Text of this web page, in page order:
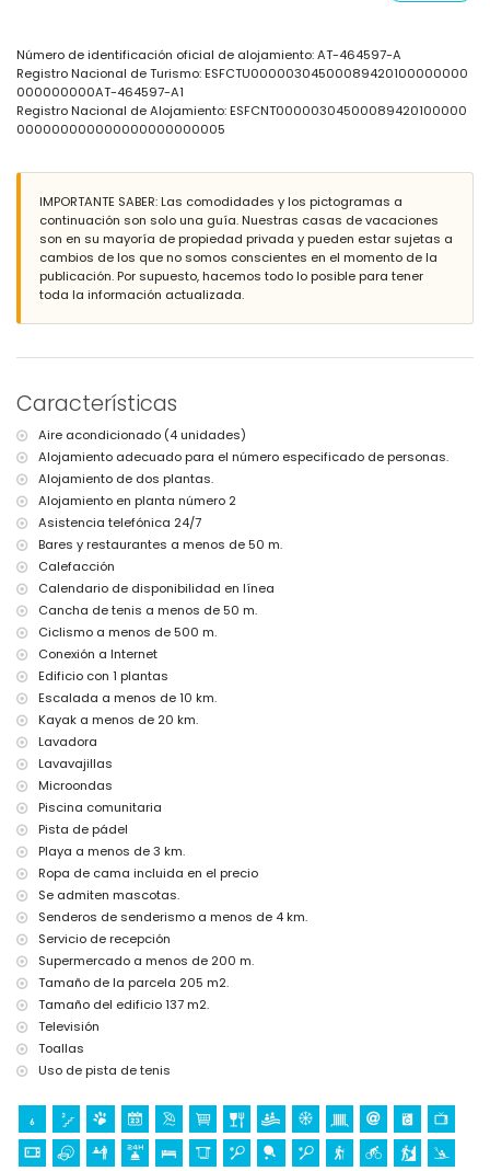
Exterior del apartamento
Parcela vallada
Piscina comunitaria
Ducha exterior
Ribera o costa más cercana: Mediterráneo (a 3 kilómetros del
apartamento)
Playa más cercana: Playa de L'Estanyó (a 3 kilómetros del
apartamento)
Puerto más cercano: Marina El Portet de Dénia (a 10 kilómetros del
apartamento)
Aeropuerto más cercano: Alicante (a 100 kilómetros del apartamento)
El alojamiento es muy adecuado para familias con niños
Instalaciones y servicios privados incluidos en el precio del
alquiler
Internet (WiFi)
Plancha y tabla de planchar
Ropa de cama y toallas
Servicio de recepción y servicio de emergencia 24 horas
Calefacción por aire y aire acondicionado
Instalaciones y servicios privados con cargo adicional
Cama extra y cuna/cama para niños (bajo demanda)
Instalaciones/comodidades comunales con cargo adicional
Cancha de tenis y pista de pádel
Entretenimiento y actividades de ocio para sus vacaciones en Els
Poblets, Costa Blanca
Bar (a 500 metros de la casa)
Cine y teatro (a 5 kilómetros de la casa)
Lugares de interés y cultura en Els Poblets, Costa Blanca
Iglesia (Parroquia del Divino Salvador) y lugar histórico (Centro
histórico Els Poblets) (a 1000 metros del alojamiento)
Museo (Museo del Juguete de Dénia), castillo (Castillo de Dénia),
monumento (Castillo de Dénia) y edificio arquitectónico (Castillo de
Dénia) (a 10 kilómetros del alojamiento)
Deportes
Tenis y ciclismo (a 1000 metros del apartamento)
Senderismo (a 5 kilómetros del apartamento)
Equitación y escalada (a 10 kilómetros del apartamento)
Piragüismo, kayak, pesca, buceo, snorkel, surf y windsurf (a 25
kilómetros del apartamento)
Número de identificación oficial de alojamiento: AT-464597-A
Registro Nacional de Turismo: ESFCTU00000304500089420100000000
000000000AT-464597-A1
Registro Nacional de Alojamiento: ESFCNT00000304500089420100000
000000000000000000000005
IMPORTANTE SABER: Las comodidades y los pictogramas a
continuación son solo una guía. Nuestras casas de vacaciones
son en su mayoría de propiedad privada y pueden estar sujetas a
cambios de los que no somos conscientes en el momento de la
publicación. Por supuesto, hacemos todo lo posible para tener
toda la información actualizada.
Características
Aire acondicionado (4 unidades)
Alojamiento adecuado para el número especificado de personas.
Alojamiento de dos plantas.
Alojamiento en planta número 2
Asistencia telefónica 24/7
Bares y restaurantes a menos de 50 m.
Calefacción
Calendario de disponibilidad en línea
Cancha de tenis a menos de 50 m.
Ciclismo a menos de 500 m.
Conexión a Internet
Edificio con 1 plantas
Escalada a menos de 10 km.
Kayak a menos de 20 km.
Lavadora
Lavavajillas
Microondas
Piscina comunitaria
Pista de pádel
Playa a menos de 3 km.
Ropa de cama incluida en el precio
Se admiten mascotas.
Senderos de senderismo a menos de 4 km.
Servicio de recepción
Supermercado a menos de 200 m.
Tamaño de la parcela 205 m2.
Tamaño del edificio 137 m2.
Televisión
Toallas
Uso de pista de tenis